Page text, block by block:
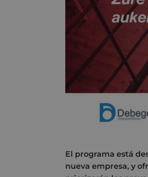
El programa está
nueva empresa, y